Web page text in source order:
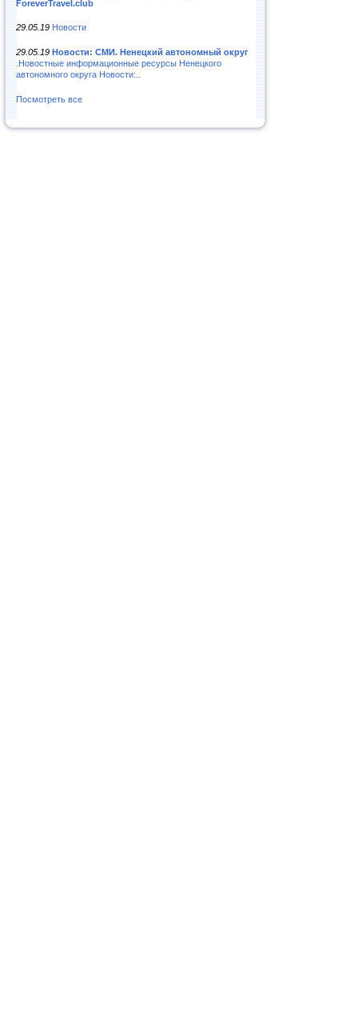
ForeverTravel.club
29.05.19 Новости
29.05.19 Новости: СМИ. Ненецкий автономный округ
.Новостные информационные ресурсы Ненецкого
автономного округа Новости:..
Посмотреть все